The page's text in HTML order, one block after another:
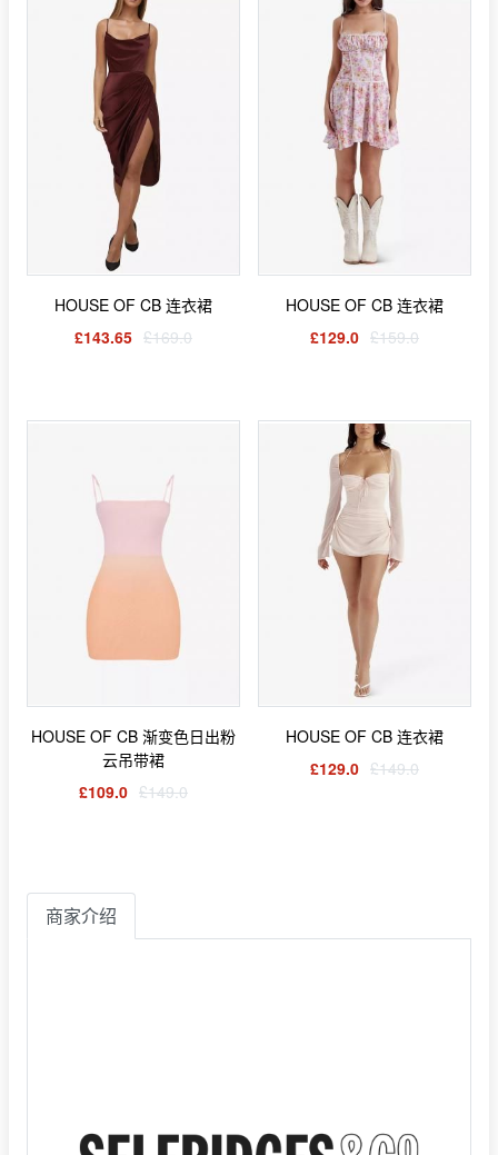
HOUSE OF CB 连衣裙
£143.65 £169.0
HOUSE OF CB 连衣裙
£129.0 £159.0
HOUSE OF CB 渐变色日出粉
云吊带裙
£109.0 £149.0
HOUSE OF CB 连衣裙
£129.0 £149.0
商家介绍